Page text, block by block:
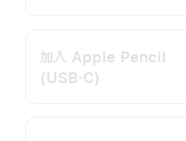
加入 Apple Pencil
(USB‑C)